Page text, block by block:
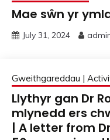
Mae sŵn yr
July 31, 2024
Gweithgareddau |
Llythyr gan Dr
mlynedd ers
| A letter from